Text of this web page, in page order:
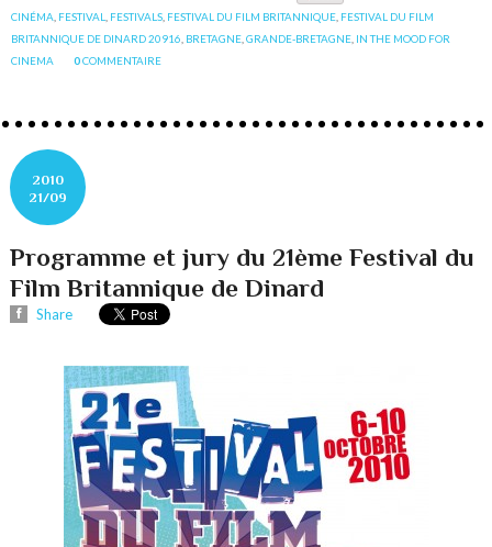
CINÉMA FESTIVAL FESTIVALS FESTIVAL DU FILM BRITANNIQUE FESTIVAL DU FILM
BRITANNIQUE DE DINARD 20916 BRETAGNE ,GRANDE-BRETAGNE IN THE MOOD FOR
CINEMA
0COMMENTAIRE
2010
21/09
Programme et jury du 21ème Festival du
Film Britannique de Dinard
Share